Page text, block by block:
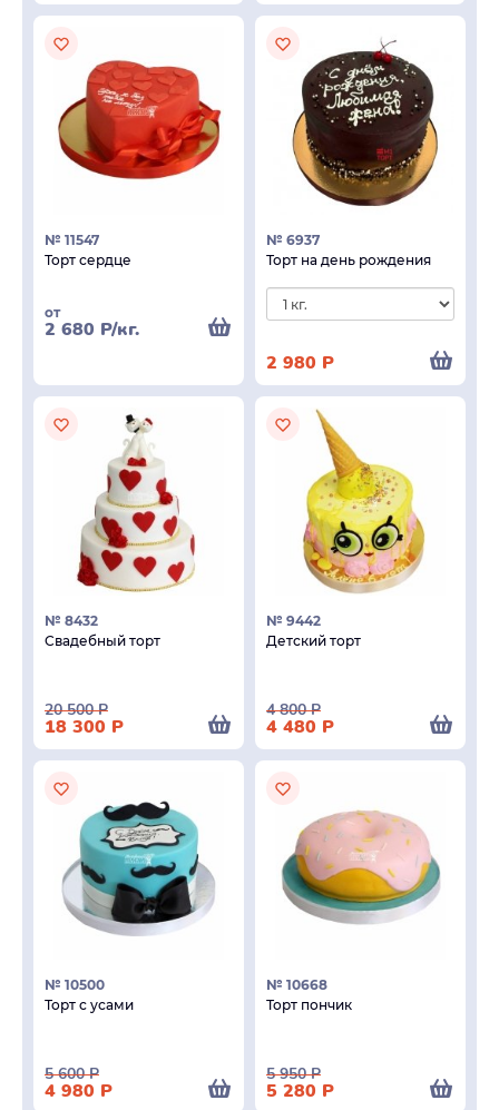
№ 11547
Торт сердце
от
2 680 Р/кг.
№ 6937
Торт на день рождения
2 980 Р
№ 8432
Свадебный торт
20 500Р
18 300 Р
№ 9442
Детский торт
4 800Р
4 480 Р
№ 10500
Торт с усами
5 600Р
4 980 Р
№ 10668
Торт пончик
5 950Р
5 280 Р